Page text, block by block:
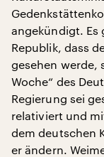
angekündigt. Es
Republik, dass
gesehen werde,
Woche“ des
Regierung sei
relativiert und
dem deutschen
er ändern.